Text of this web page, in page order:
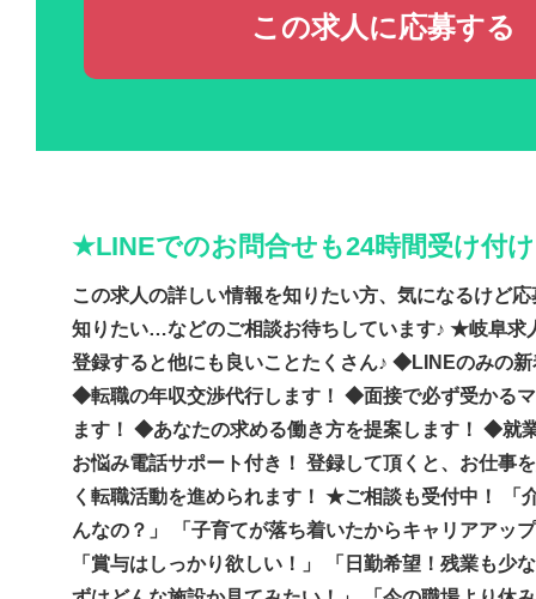
この求人に応募する
★LINEでのお問合せも24時間受け付
この求人の詳しい情報を知りたい方、気になるけど
知りたい…などのご相談お待ちしています♪ ★岐阜求
登録すると他にも良いことたくさん♪ ◆LINEのみの
◆転職の年収交渉代行します！ ◆面接で必ず受かる
ます！ ◆あなたの求める働き方を提案します！ ◆就
お悩み電話サポート付き！ 登録して頂くと、お仕事
く転職活動を進められます！ ★ご相談も受付中！ 「
んなの？」 「子育てが落ち着いたからキャリアアッ
「賞与はしっかり欲しい！」 「日勤希望！残業も少